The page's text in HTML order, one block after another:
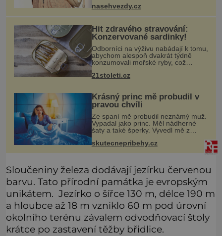
nasehvezdy.cz
Hit zdravého stravování:
Konzervované sardinky!
Odborníci na výživu nabádají k tomu,
abychom alespoň dvakrát týdně
konzumovali mořské ryby, což
ovšem může být zatěžující pro
peněženku. Dobrou zprávou je, že
21stoleti.cz
Krásný princ mě probudil v
pravou chvíli
Ze spaní mě probudil neznámý muž.
Vypadal jako princ. Měl nádherné
šaty a také šperky. Vyvedl mě z
pokoje ven, v kuchyni totiž začalo
hořet. Stalo se to už moc dávno.
skutecnepribehy.cz
Sloučeniny železa dodávají jezírku červenou
barvu. Tato přírodní památka je evropským
unikátem. Jezírko o šířce 130 m, délce 190 m
a hloubce až 18 m vzniklo 60 m pod úrovní
okolního terénu závalem odvodňovací štoly
krátce po zastavení těžby břidlice.